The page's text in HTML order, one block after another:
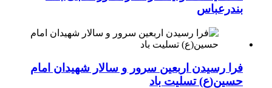
بندرعباس
فرا رسیدن اربعین سرور و سالار شهیدان امام
حسین(ع) تسلیت باد